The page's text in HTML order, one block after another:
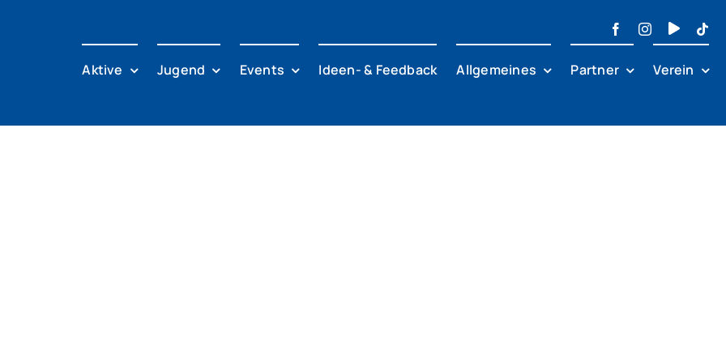
Aktive Jugend Events Ideen- & Feedback Allgemeines Partner Verein